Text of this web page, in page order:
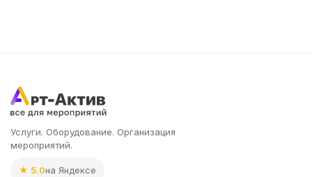
Услуги. Оборудование. Организация
мероприятий.
★ 5.0на Яндексе